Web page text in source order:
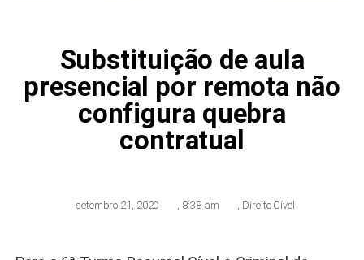
Substituição de aula
presencial por remota não
configura quebra
contratual
setembro 21, 2020 8:38 am Direito Cível